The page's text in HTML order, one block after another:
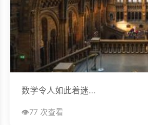
数学令人如此着迷...
👁️77 次查看